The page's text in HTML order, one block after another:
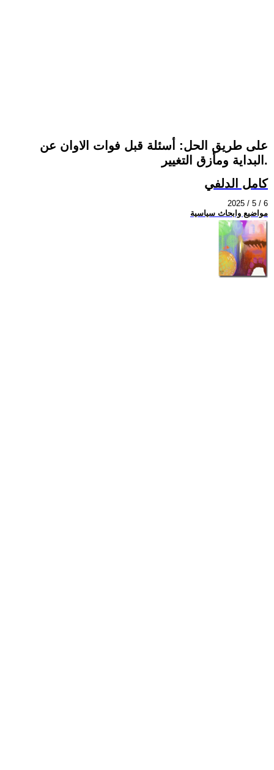
على طريق الحل: أسئلة قبل فوات الاوان عن
البداية ومأزق التغيير.
كامل الدلفي
2025 / 5 / 6
مواضيع وابحاث سياسية